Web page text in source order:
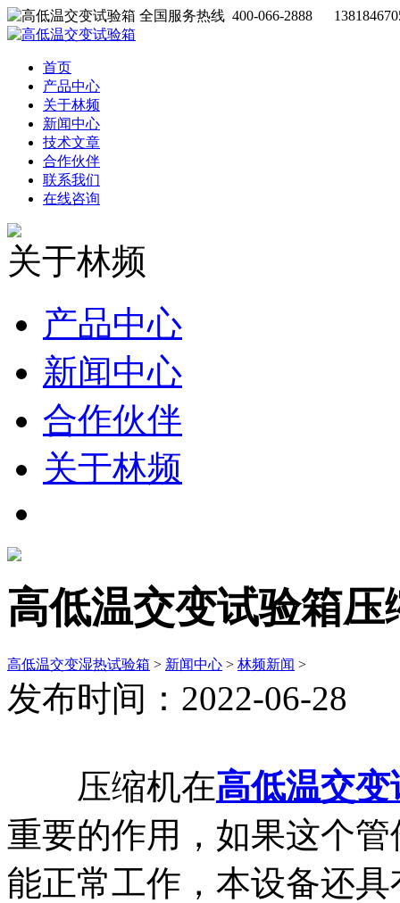
全国服务热线 400-066-2888
首页
产品中心
关于林频
新闻中心
技术文章
合作伙伴
联系我们
在线咨询
关于林频
产品中心
新闻中心
合作伙伴
关于林频
高低温交变试验箱
高低温交变湿热试验箱 > 新闻中心 > 林频新闻 >
发布时间：2022-06-28
压缩机在高低温交变
重要的作用，如果这个
能正常工作，本设备还